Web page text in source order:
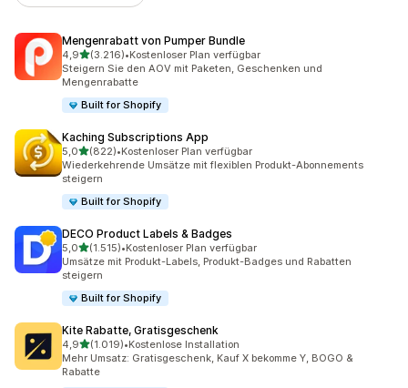
Mengenrabatt von Pumper Bundle
4,9von 5 Sternen
(3.216)
3216 Rezensionen insgesamt
•Kostenloser Plan verfügbar
Steigern Sie den AOV mit Paketen, Geschenken und
Mengenrabatte
Built for Shopify
Kaching Subscriptions App
5,0von 5 Sternen
(822)
822 Rezensionen insgesamt
•Kostenloser Plan verfügbar
Wiederkehrende Umsätze mit flexiblen Produkt-Abonnements
steigern
Built for Shopify
DECO Product Labels & Badges
5,0von 5 Sternen
(1.515)
1515 Rezensionen insgesamt
•Kostenloser Plan verfügbar
Umsätze mit Produkt-Labels, Produkt-Badges und Rabatten
steigern
Built for Shopify
Kite Rabatte, Gratisgeschenk
4,9von 5 Sternen
(1.019)
1019 Rezensionen insgesamt
•Kostenlose Installation
Mehr Umsatz: Gratisgeschenk, Kauf X bekomme Y, BOGO &
Rabatte